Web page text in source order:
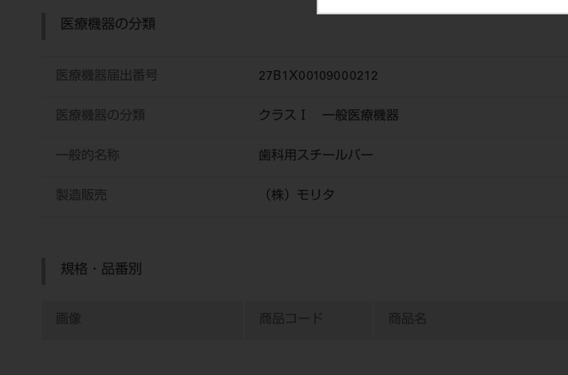
医療機器の分類
医療機器届出番号 27B1X00109000212
医療機器の分類 クラスⅠ 一般医療機器
一般的名称 歯科用スチールバー
製造販売 （株）モリタ
規格・品番別
画像 商品コード 商品名